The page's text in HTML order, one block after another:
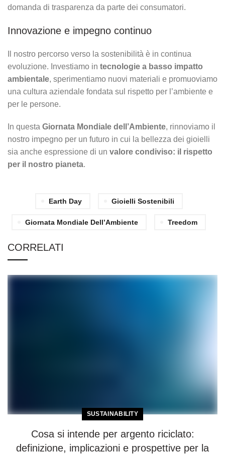
domanda di trasparenza da parte dei consumatori.
Innovazione e impegno continuo
Il nostro percorso verso la sostenibilità è in continua
evoluzione. Investiamo in tecnologie a basso impatto
ambientale, sperimentiamo nuovi materiali e promuoviamo
una cultura aziendale fondata sul rispetto per l’ambiente e
per le persone.
In questa Giornata Mondiale dell’Ambiente, rinnoviamo il
nostro impegno per un futuro in cui la bellezza dei gioielli
sia anche espressione di un valore condiviso: il rispetto
per il nostro pianeta.
Earth Day Gioielli Sostenibili
Giornata Mondiale Dell’Ambiente Treedom
CORRELATI
SUSTAINABILITY
Cosa si intende per argento riciclato:
definizione, implicazioni e prospettive per la